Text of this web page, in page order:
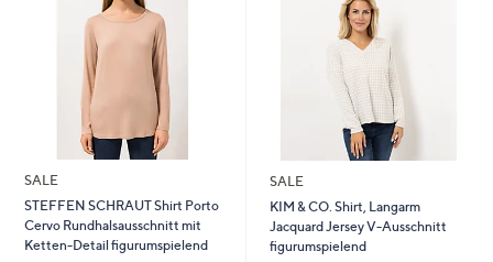
SALE
STEFFEN SCHRAUT Shirt Porto
Cervo Rundhalsausschnitt mit
Ketten-Detail figurumspielend
SALE
KIM & CO. Shirt, Langarm
Jacquard Jersey V-Ausschnitt
figurumspielend